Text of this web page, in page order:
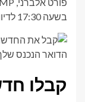
בשעה 17:30 לדיווחים על כך שחיינית נעלמה.
קבלו